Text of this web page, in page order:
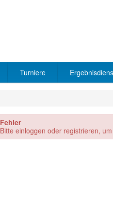
Turniere
Fehler
Bitte einloggen oder registrieren,